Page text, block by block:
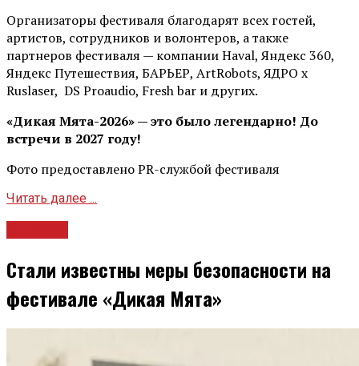
Организаторы фестиваля благодарят всех гостей,
артистов, сотрудников и волонтеров, а также
партнеров фестиваля — компании Haval, Яндекс 360,
Яндекс Путешествия, БАРЬЕР, ArtRobots, ЯДРО х
Ruslaser, DS Proaudio, Fresh bar и других.
«Дикая Мята-2026» — это было легендарно! До
встречи в 2027 году!
Фото предоставлено PR-службой фестиваля
Читать далее ...
Стали известны меры безопасности на
фестивале «Дикая Мята»